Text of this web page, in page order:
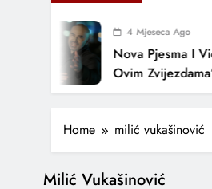
4 Mjeseca Ago
Nova Pjesma I
Ovim Zvijezdama”
Home milić vukašinović
Milić Vukašinović